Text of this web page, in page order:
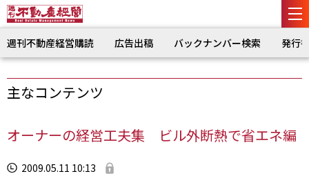
週刊不動産経営購読 広告出稿 バックナンバー検索 発行
主なコンテンツ
オーナーの経営工夫集 ビル外断熱で省エネ編
2009.05.11 10:13